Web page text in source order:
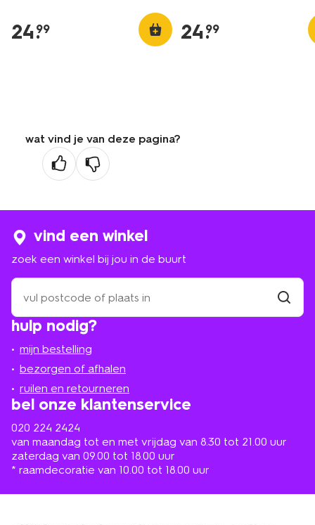
24.
99 24.
99
wat vind je van deze pagina?
hulp nodig?
mijn bestelling
bezorgen of afhalen
ruilen en retourneren
bel onze klantenservice
020 224 2424
van maandag tot en met vrijdag van 8.30 tot 21.00 uur
zaterdag van 09.00 tot 18.00 uur
* raamdecoratie van 10.00 tot 18.00 uur
vind een winkel
zoek een winkel bij jou in de buurt
zoek
een
winkel
bij
in
de
buurt